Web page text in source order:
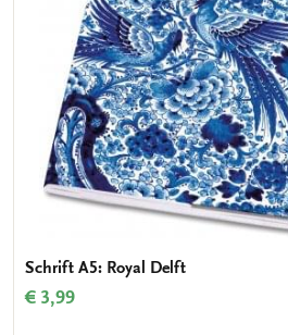
Schrift A5: Royal Delft
€ 3,99